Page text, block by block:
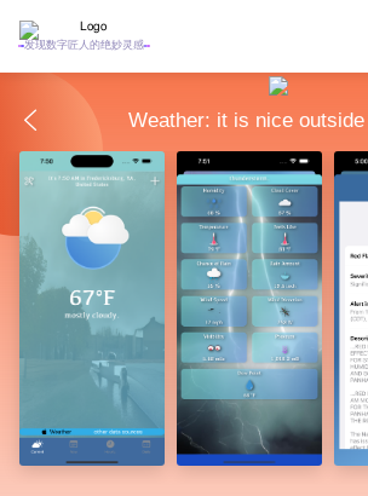
发现数字匠人的绝妙灵感
Weather: it is nice outside